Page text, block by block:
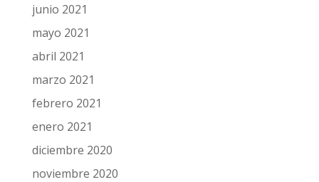
junio 2021
mayo 2021
abril 2021
marzo 2021
febrero 2021
enero 2021
diciembre 2020
noviembre 2020